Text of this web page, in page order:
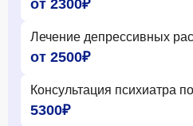
от 2300₽
Лечение депрессивных
от 2500₽
Консультация психиатра
5300₽